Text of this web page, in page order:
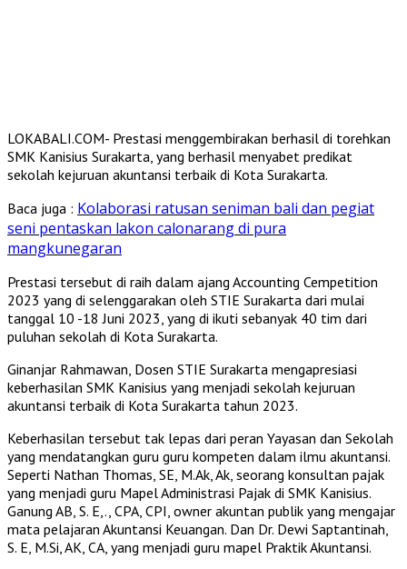
LOKABALI.COM- Prestasi menggembirakan berhasil di torehkan
SMK Kanisius Surakarta, yang berhasil menyabet predikat
sekolah kejuruan akuntansi terbaik di Kota Surakarta.
Baca juga : Kolaborasi ratusan seniman bali dan pegiat
seni pentaskan lakon calonarang di pura
mangkunegaran
Prestasi tersebut di raih dalam ajang Accounting Cempetition
2023 yang di selenggarakan oleh STIE Surakarta dari mulai
tanggal 10 -18 Juni 2023, yang di ikuti sebanyak 40 tim dari
puluhan sekolah di Kota Surakarta.
Ginanjar Rahmawan, Dosen STIE Surakarta mengapresiasi
keberhasilan SMK Kanisius yang menjadi sekolah kejuruan
akuntansi terbaik di Kota Surakarta tahun 2023.
Keberhasilan tersebut tak lepas dari peran Yayasan dan Sekolah
yang mendatangkan guru guru kompeten dalam ilmu akuntansi.
Seperti Nathan Thomas, SE, M.Ak, Ak, seorang konsultan pajak
yang menjadi guru Mapel Administrasi Pajak di SMK Kanisius.
Ganung AB, S. E,., CPA, CPI, owner akuntan publik yang mengajar
mata pelajaran Akuntansi Keuangan. Dan Dr. Dewi Saptantinah,
S. E, M.Si, AK, CA, yang menjadi guru mapel Praktik Akuntansi.